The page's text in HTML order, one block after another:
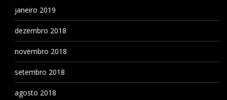
janeiro 2019
dezembro 2018
novembro 2018
setembro 2018
agosto 2018